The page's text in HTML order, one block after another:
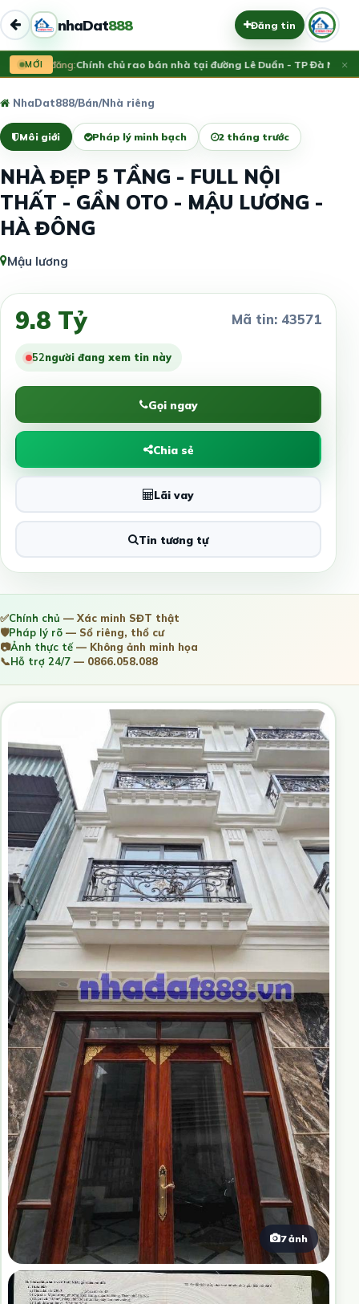
nhaDat888 Đăng tin
MỚI
Vừa đăng:Chính chủ rao bán nhà tại đường Lê Duẩn - TP Đà Nẵng;
×
NhaDat888/Bán/Nhà riêng
Môi giới Pháp lý minh bạch 2 tháng trước
NHÀ ĐẸP 5 TẦNG - FULL NỘI
THẤT - GẦN OTO - MẬU LƯƠNG -
HÀ ĐÔNG
Mậu lương
9.8 Tỷ Mã tin: 43571
52người đang xem tin này
Gọi ngay
Chia sẻ
Lãi vay
Tin tương tự
✅Chính chủ — Xác minh SĐT thật
🛡️Pháp lý rõ — Sổ riêng, thổ cư
📷Ảnh thực tế— Không ảnh minh họa
📞Hỗ trợ 24/7 — 0866.058.088
7 ảnh